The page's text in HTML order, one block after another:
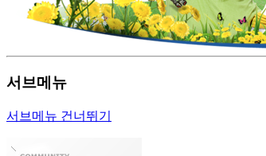
서브메뉴
서브메뉴 건너뛰기